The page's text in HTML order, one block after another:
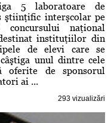
5 laboratoare de
ştiinţific interşcolar pe
naţional
destinat instituţiilor din
de elevi care se
unul dintre cele
oferite de sponsorul
ai ...
293 vizualizări